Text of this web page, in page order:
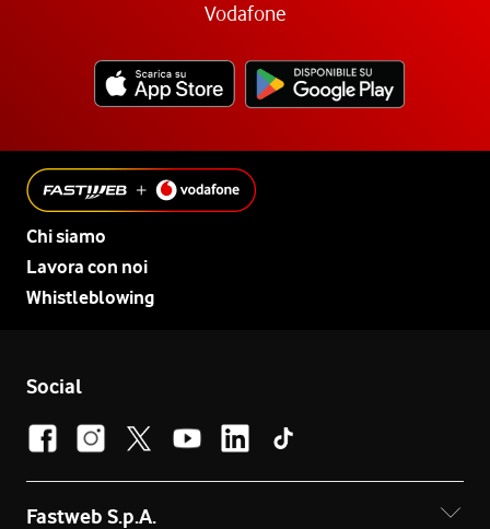
Vodafone
Chi siamo
Lavora con noi
Whistleblowing
Social
Fastweb S.p.A.